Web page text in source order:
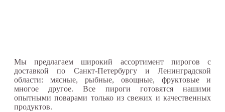
Мы предлагаем широкий ассортимент пирогов с
доставкой по Санкт-Петербургу и Ленинградской
области: мясные, рыбные, овощные, фруктовые и
многое другое. Все пироги готовятся нашими
опытными поварами только из свежих и качественных
продуктов.